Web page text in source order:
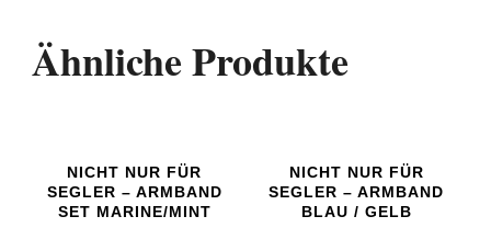
Ähnliche Produkte
NICHT NUR FÜR
SEGLER – ARMBAND
SET MARINE/MINT
NICHT NUR FÜR
SEGLER – ARMBAND
BLAU / GELB